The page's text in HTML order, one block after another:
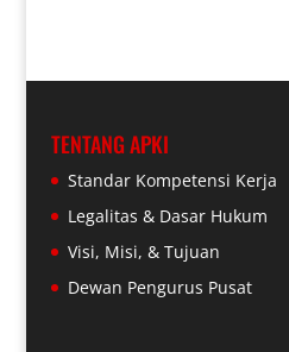
TENTANG APKI
Standar Kompetensi Kerja
Legalitas & Dasar Hukum
Visi, Misi, & Tujuan
Dewan Pengurus Pusat